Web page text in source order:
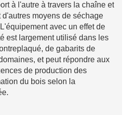
à l'autre à travers la chaîne et
moyens de séchage
avec un effet de
est largement utilisé dans les
de gabarits de
et peut répondre aux
de production des
du bois selon la